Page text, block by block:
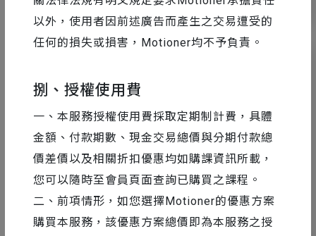
以外，使用者因前述廣告而產生之交易遭受的
任何的損失或損害，Motioner均不予負責。
捌、授權使用費
一、本服務授權使用費採取定期制計費，具體
金額、付款期數、現金交易總價與分期付款總
價差價以及相關折扣優惠均如購課資訊所載，
您可以隨時至會員頁面查詢已購買之課程。
二、前項情形，如您選擇Motioner的優惠方案
購買本服務，該優惠方案總價即為本服務之授